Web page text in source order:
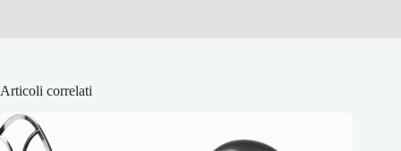
Articoli correlati